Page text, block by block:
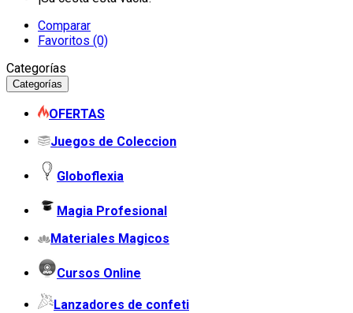
Comparar
Favoritos (0)
Categorías
Categorías
OFERTAS
Juegos de Coleccion
Globoflexia
Magia Profesional
Materiales Magicos
Cursos Online
Lanzadores de confeti